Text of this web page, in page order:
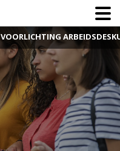
VOORLICHTING